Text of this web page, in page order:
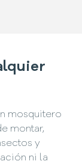
mosquitero
montar,
y
ni la